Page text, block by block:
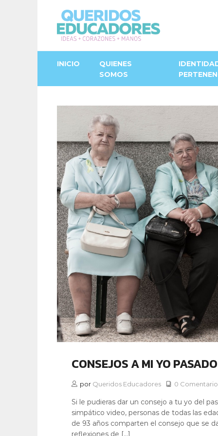
INICIO
QUIENES
SOMOS
CONSEJOS A MI YO PASADO
por Queridos Educadores 0
Si le pudieras dar un consejo a tu yo del
simpático video, personas de todas las
de 93 años comparten el consejo que se
reflexiones de […]